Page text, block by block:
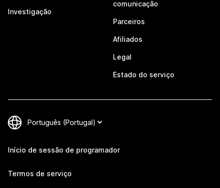
Investigação
comunicação
Parceiros
Afiliados
Legal
Estado do serviço
Início de sessão de programador
Termos de serviço